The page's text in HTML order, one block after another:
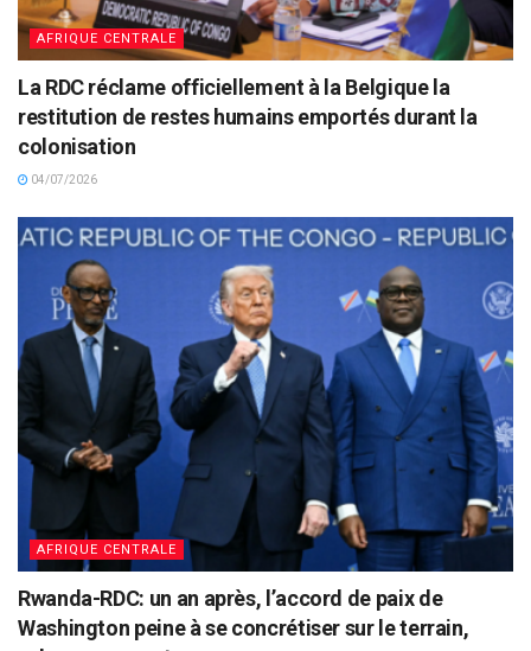
AFRIQUE CENTRALE
La RDC réclame officiellement à la Belgique la
restitution de restes humains emportés durant la
colonisation
04/07/2026
AFRIQUE CENTRALE
Rwanda-RDC: un an après, l’accord de paix de
Washington peine à se concrétiser sur le terrain,